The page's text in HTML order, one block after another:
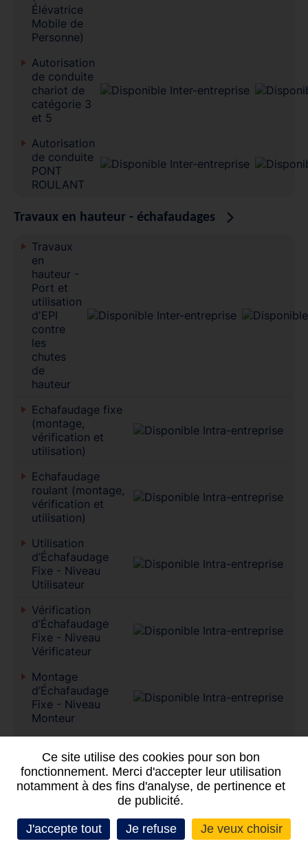
Ce site utilise des cookies pour son bon
fonctionnement. Merci d'accepter leur utilisation
notamment à des fins d'analyse, de pertinence et
de publicité.
J'accepte tout Je refuse Je veux choisir
Élévatrice
Mobile de
Personne)
Autorisation
de conduite
chariot de
catégorie 3
et 5
Autorisation
de conduite
PONT
ROULANT
Travaux en hauteur - échafaudages
Travaux
en
hauteur -
Port et
utilisation
d'EPI
contre
les
chutes
de
hauteur
Echafaudage fixe
(montage,
vérification et
utilisation)
Echafaudage
roulant (montage,
vérification et
utilisation)
Utilisation
d’Échafaudage
Fixe - Niveau
Utilisateur
Vérification
d’Échafaudage
Fixe - Niveau
Vérificateur
Montage
d’Échafaudage
Fixe - Niveau
Monteur
hauteur, port
du harnais et
utilisation des
roulants